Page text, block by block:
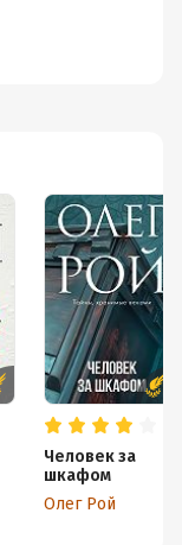
Человек за
шкафом
Олег Рой